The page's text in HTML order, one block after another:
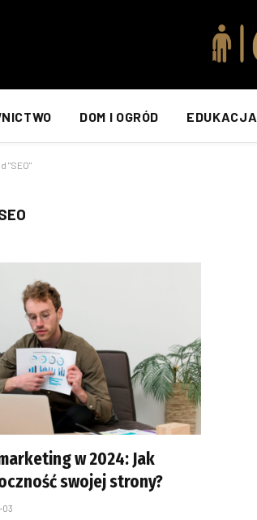
DOM I OGRÓD EDUKACJA
"SEO"
w 2024: Jak
swojej strony?
03